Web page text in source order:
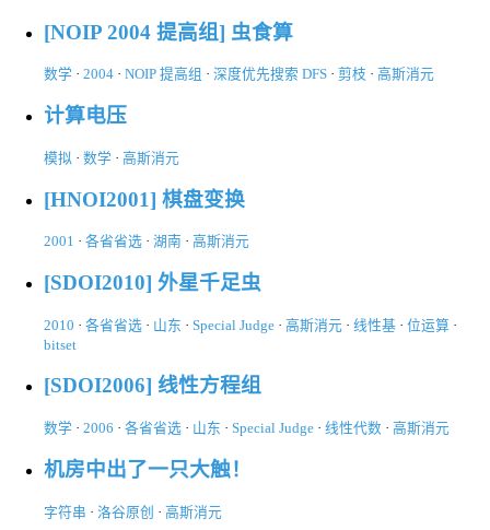
[NOIP 2004 提高组] 虫食算
数学 · 2004 · NOIP 提高组 · 深度优先搜索 DFS · 剪枝 · 高斯消元
计算电压
模拟 · 数学 · 高斯消元
[HNOI2001] 棋盘变换
2001 · 各省省选 · 湖南 · 高斯消元
[SDOI2010] 外星千足虫
2010 · 各省省选 · 山东 · Special Judge · 高斯消元 · 线性基 · 位运算 ·
bitset
[SDOI2006] 线性方程组
数学 · 2006 · 各省省选 · 山东 · Special Judge · 线性代数 · 高斯消元
机房中出了一只大触！
字符串 · 洛谷原创 · 高斯消元